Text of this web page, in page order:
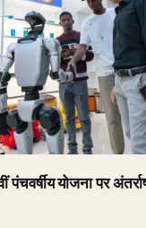
पंचवर्षीय योजना पर